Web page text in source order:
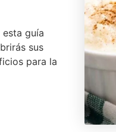
guía
sus
para la